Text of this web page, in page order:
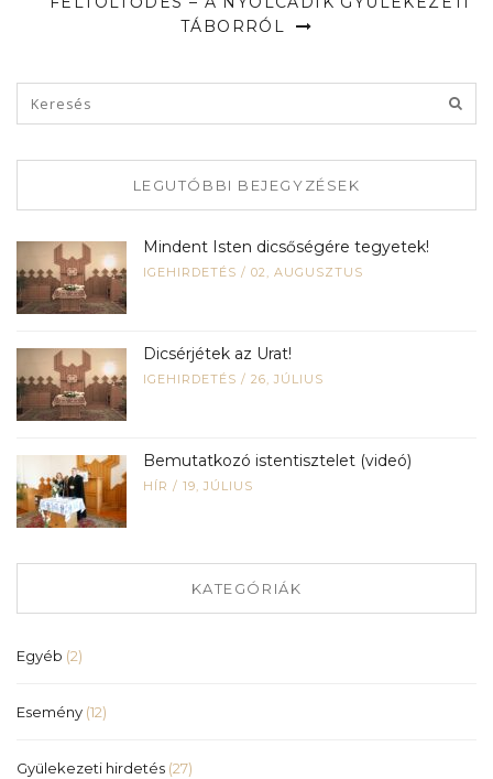
TÁBORRÓL
LEGUTÓBBI BEJEGYZÉSEK
Mindent Isten dicsőségére tegyetek!
IGEHIRDETÉS / 02, AUGUSZTUS
Dicsérjétek az Urat!
IGEHIRDETÉS / 26, JÚLIUS
Bemutatkozó istentisztelet (videó)
HÍR / 19, JÚLIUS
KATEGÓRIÁK
Egyéb (2)
Esemény (12)
Gyülekezeti hirdetés (27)